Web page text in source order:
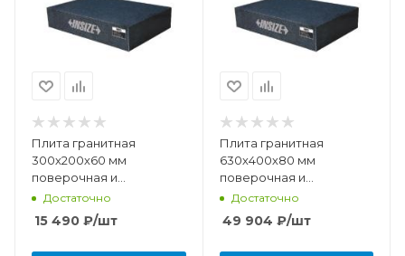
Плита гранитная
300х200х60 мм
поверочная и
разметочная DIN876
(класс точности 00)
Достаточно
15 490 ₽/шт
Плита гранитная
630х400х80 мм
поверочная и
разметочная DIN876
(класс точности 0)
Достаточно
49 904 ₽/шт